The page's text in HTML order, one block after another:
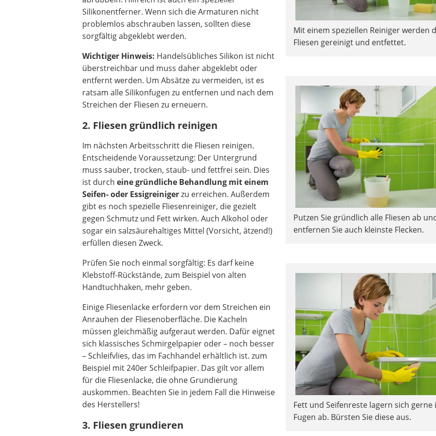
Mit einem speziellen Reiniger werden
Fliesen gereinigt und entfettet.
Silikonentferner. Wenn sich die Armaturen nicht
problemlos abschrauben lassen, sollten diese
sorgfältig abgeklebt werden.
Putzen Sie gründlich alle Fliesen ab
entfernen Sie auch kleinste Flecken.
Wichtiger Hinweis: Handelsübliches Silikon ist nicht
überstreichbar und muss daher abgeklebt oder
entfernt werden. Um Absätze zu vermeiden, ist es
ratsam alle Silikonfugen zu entfernen und nach dem
Streichen der Fliesen zu erneuern.
2. Fliesen gründlich reinigen
Fett und Seifenreste lagern sich gerne
Fugen ab. Bürsten Sie diese aus.
Im nächsten Arbeitsschritt die Fliesen reinigen.
Entscheidende Voraussetzung: Der Untergrund
muss sauber, trocken, staub- und fettfrei sein. Dies
ist durch eine gründliche Behandlung mit einem
Seifen- oder Essigreinigerzu erreichen. Außerdem
gibt es noch spezielle Fliesenreiniger, die gezielt
gegen Schmutz und Fett wirken. Auch Alkohol oder
sogar ein salzsäurehaltiges Mittel (Vorsicht, ätzend!)
erfüllen diesen Zweck.
Prüfen Sie noch einmal sorgfältig: Es darf keine
Klebstoff-Rückstände, zum Beispiel von alten
Handtuchhaken, mehr geben.
Einige Fliesenlacke erfordern vor dem Streichen ein
Anrauhen der Fliesenoberfläche. Die Kacheln
müssen gleichmäßig aufgeraut werden. Dafür eignet
sich klassisches Schmirgelpapier oder – noch besser
– Schleifvlies, das im Fachhandel erhältlich ist. zum
Beispiel mit 240er Schleifpapier. Das gilt vor allem
für die Fliesenlacke, die ohne Grundierung
auskommen. Beachten Sie in jedem Fall die Hinweise
des Herstellers!
3. Fliesen grundieren